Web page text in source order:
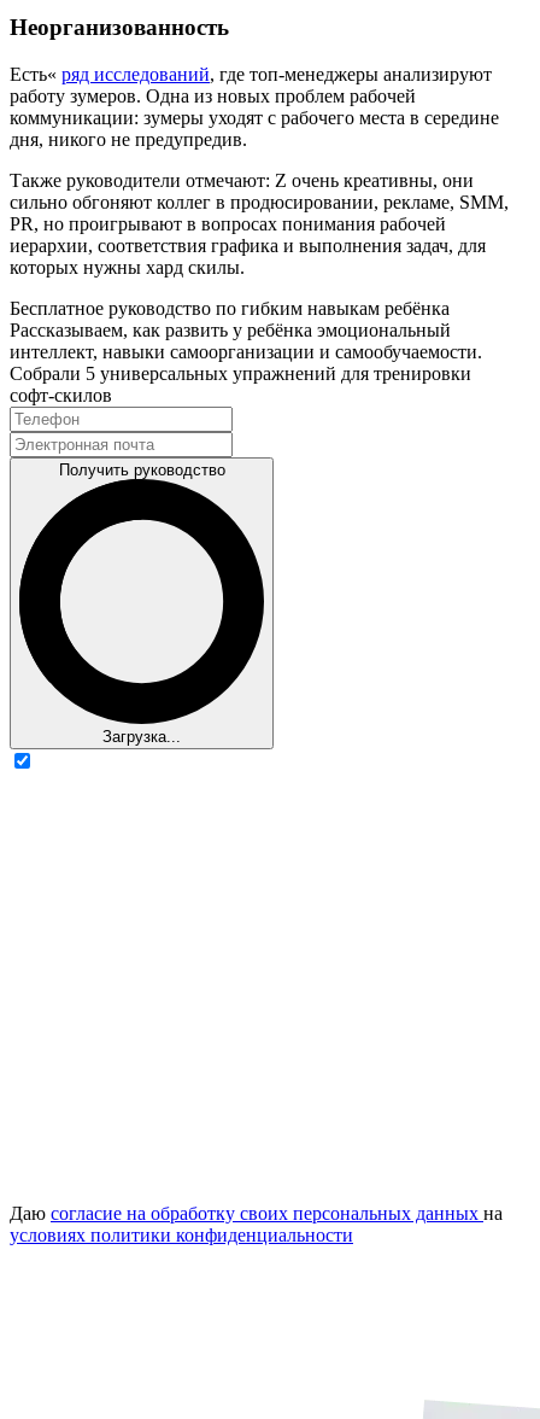
Неорганизованность
Есть« ряд исследований, где топ-менеджеры анализируют
работу зумеров. Одна из новых проблем рабочей
коммуникации: зумеры уходят с рабочего места в середине
дня, никого не предупредив.
Также руководители отмечают: Z очень креативны, они
сильно обгоняют коллег в продюсировании, рекламе, SMM,
PR, но проигрывают в вопросах понимания рабочей
иерархии, соответствия графика и выполнения задач, для
которых нужны хард скилы.
Бесплатное руководство по гибким навыкам ребёнка
Рассказываем, как развить у ребёнка эмоциональный
интеллект, навыки самоорганизации и самообучаемости.
Собрали 5 универсальных упражнений для тренировки
софт‑скилов
Получить руководство
Загрузка...
Даю согласие на обработку своих персональных данных на
условиях политики конфиденциальности